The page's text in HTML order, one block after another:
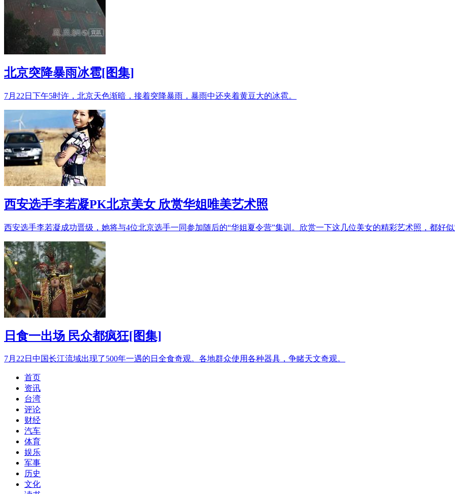
北京突降暴雨冰雹[图集]
7月22日下午5时许，北京天色渐暗，接着突降暴雨，暴雨中还夹着黄豆大的冰雹。
西安选手李若凝PK北京美女 欣赏华姐唯美艺术照
西安选手李若凝成功晋级，她将与4位北京选手一同参加随后的“华姐夏令营”集训。欣赏一下这几位美女的精彩艺术照，都好似
日食一出场 民众都疯狂[图集]
7月22日中国长江流域出现了500年一遇的日全食奇观。各地群众使用各种器具，争睹天文奇观。
首页
资讯
台湾
评论
财经
汽车
体育
娱乐
军事
历史
文化